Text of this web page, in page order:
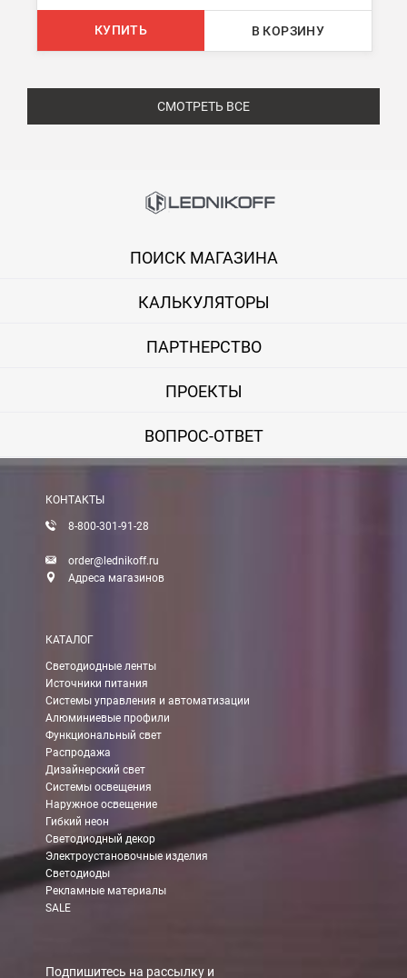
КУПИТЬ В КОРЗИНУ
СМОТРЕТЬ ВСЕ
ПОИСК МАГАЗИНА
КАЛЬКУЛЯТОРЫ
ПАРТНЕРСТВО
ПРОЕКТЫ
ВОПРОС-ОТВЕТ
КОНТАКТЫ
8-800-301-91-28
order@lednikoff.ru
Адреса магазинов
КАТАЛОГ
Светодиодные ленты
Источники питания
Системы управления и автоматизации
Алюминиевые профили
Функциональный свет
Распродажа
Дизайнерский свет
Системы освещения
Наружное освещение
Гибкий неон
Светодиодный декор
Электроустановочные изделия
Светодиоды
Рекламные материалы
SALE
Подпишитесь на рассылку и